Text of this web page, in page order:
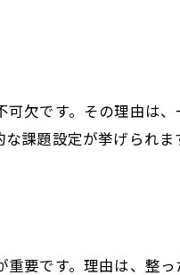
欠です。その理由は
課題設定が挙げられ
要です。理由は、整